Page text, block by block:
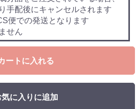
手配後にキャンセルされます
便での発送となります
せん
ートに入れる
気に入りに追加